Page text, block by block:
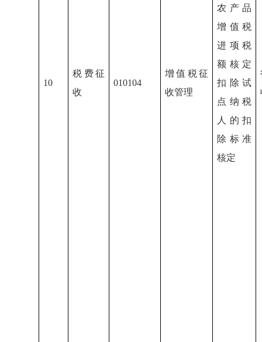
10
税费征
收
010104
增值税征
收管理
农产品
增值税
进项税
额核定
扣除试
点纳税
人的扣
除标准
核定